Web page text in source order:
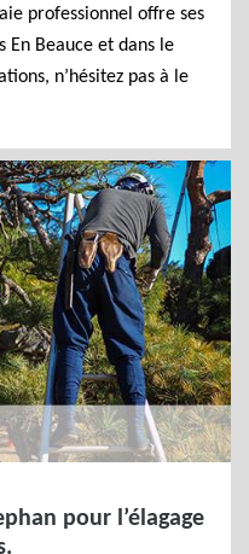
professionnel offre ses
En Beauce et dans le
n’hésitez pas à le
pour l’élagage